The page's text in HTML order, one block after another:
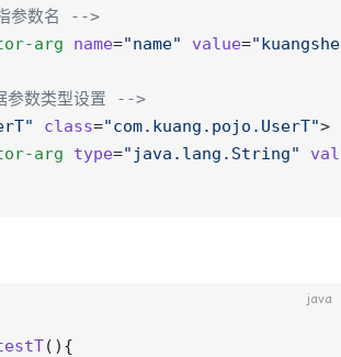
参数名 -->
arg name="name" value=
数类型设置 -->
class="com.kuang.pojo.UserT">
arg type="java.lang.String"
java
(){